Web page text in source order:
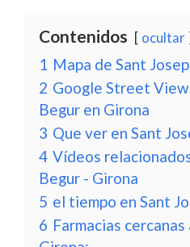
Contenidos ocultar
1 Mapa de Sant Josep
2 Google Street View
Begur en Girona
3 Que ver en Sant
4 Vídeos
Begur - Girona
5 el tiempo en Sant
6 Farmacias cercanas